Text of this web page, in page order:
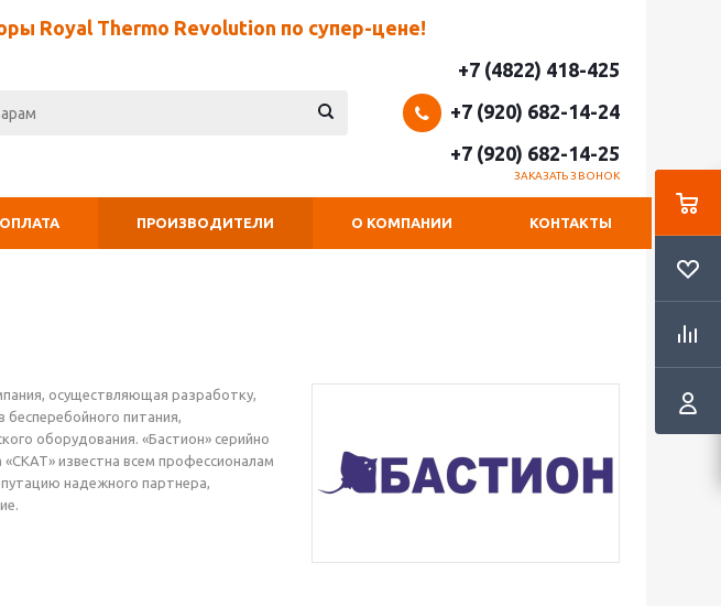
Royal Thermo Revolution по супер-цене!
+7 (4822) 418-425
+7 (920) 682-14-24
+7 (920) 682-14-25
ЗАКАЗАТЬ ЗВОНОК
ПРОИЗВОДИТЕЛИ О КОМПАНИИ КОНТАКТЫ
осуществляющая разработку,
питания,
оборудования. «Бастион» серийно
известна всем профессионалам
надежного партнера,